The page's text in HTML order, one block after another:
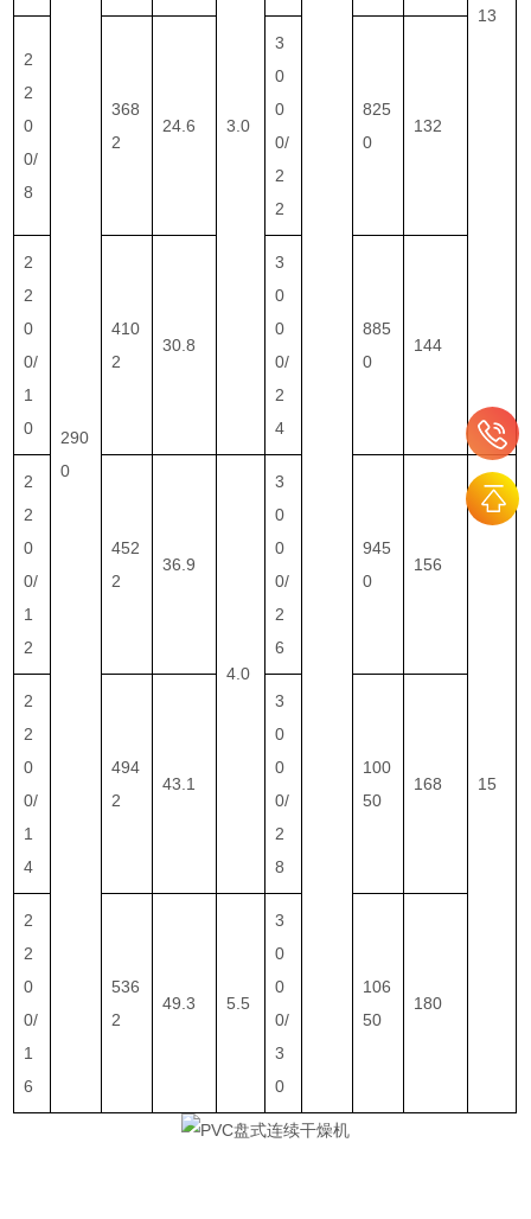
13
290
0
3.0
2
2
0
0/
8
368
2
24.6
3
0
0
0/
2
2
825
0
132
2
2
0
0/
1
0
410
2
30.8
3
0
0
0/
2
4
885
0
144
2
2
0
0/
1
2
452
2
36.9
4.0
3
0
0
0/
2
6
945
0
156
15
2
2
0
0/
1
4
494
2
43.1
3
0
0
0/
2
8
100
50
168
2
2
0
0/
1
6
536
2
49.3 5.5
3
0
0
0/
3
0
106
50
180